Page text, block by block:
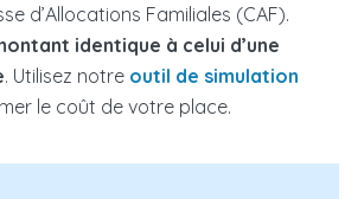
d’Allocations Familiales (CAF).
identique à celui d’une
. Utilisez notre outil de simulation
le coût de votre place.